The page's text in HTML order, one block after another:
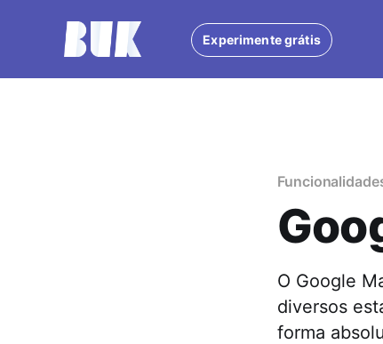
Experimente grátis
O Google
diversos
forma